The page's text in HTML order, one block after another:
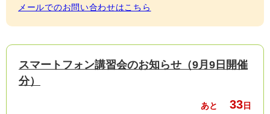
メールでのお問い合わせはこちら
スマートフォン講習会のお知らせ（9月9日開催
分）
あと 33日